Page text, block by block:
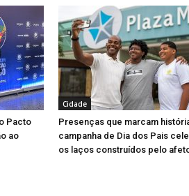
Pacto
ao
Cidade
Presenças que marcam
campanha de Dia dos Pais
os laços construídos pelo